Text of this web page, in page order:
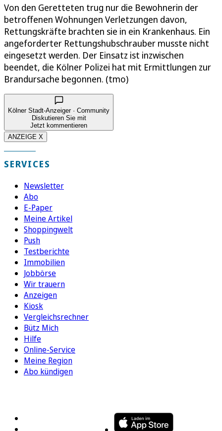
Von den Geretteten trug nur die Bewohnerin der
betroffenen Wohnungen Verletzungen davon,
Rettungskräfte brachten sie in ein Krankenhaus. Ein
angeforderter Rettungshubschrauber musste nicht
eingesetzt werden. Der Einsatz ist inzwischen
beendet, die Kölner Polizei hat mit Ermittlungen zur
Brandursache begonnen. (tmo)
Kölner Stadt-Anzeiger · Community
Diskutieren Sie mit
Jetzt kommentieren
ANZEIGE X
SERVICES
Newsletter
Abo
E-Paper
Meine Artikel
Shoppingwelt
Push
Testberichte
Immobilien
Jobbörse
Wir trauern
Anzeigen
Kiosk
Vergleichsrechner
Bütz Mich
Hilfe
Online-Service
Meine Region
Abo kündigen